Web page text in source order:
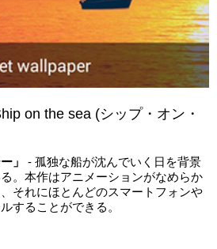
on the sea (シップ・オン・
」
- 孤独な船が沈んでいく日を背景
。本作はアニメーションがなめらか
それにほとんどのスマートフォンや
することができる。